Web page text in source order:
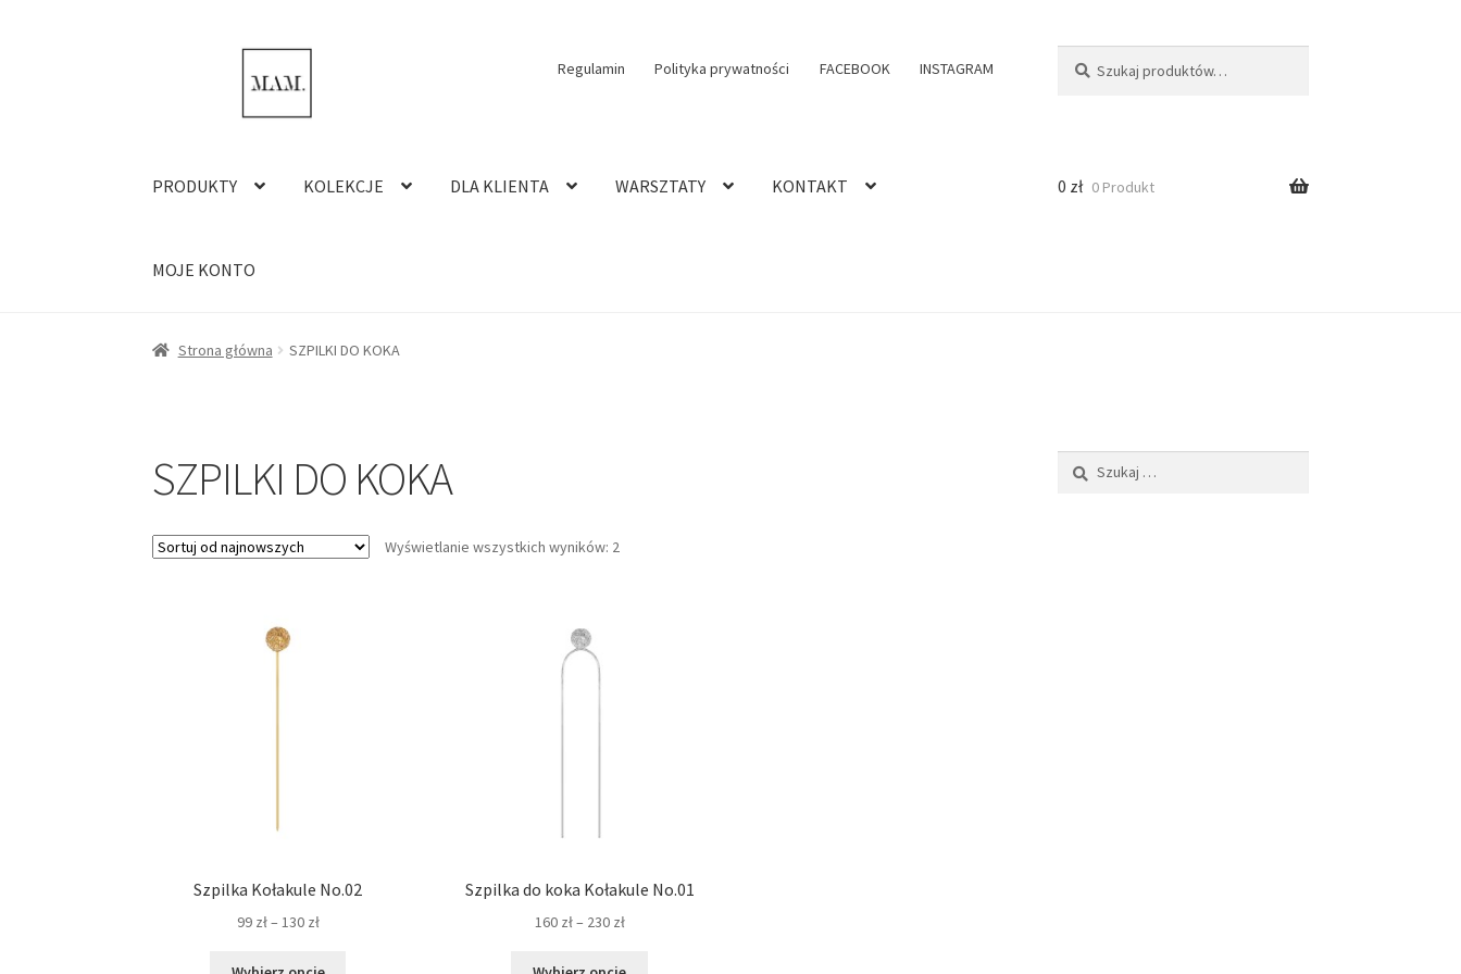
Regulamin Polityka prywatności FACEBOOK INSTAGRAM
PRODUKTY KOLEKCJE DLA KLIENTA WARSZTATY KONTAKT
MOJE KONTO
0 zł 0 Produkt
Strona główna SZPILKI DO KOKA
SZPILKI DO KOKA
Wyświetlanie wszystkich wyników: 2
Szpilka Kołakule No.02
99 zł– 130 złZakres
od
Szpilka do koka Kołakule No.01
160 zł– 230 złZakres
od
Szukaj: